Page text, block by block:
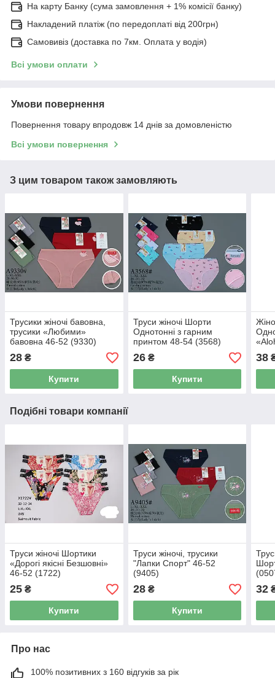
На карту Банку (сума замовлення + 1% комісії банку)
Накладений платіж (по передоплаті від 200грн)
Самовивіз (доставка по 7км. Оплата у водія)
Всі умови оплати
Умови повернення
Повернення товару впродовж 14 днів за домовленістю
Всі умови повернення
З цим товаром також замовляють
Трусики жіночі бавовна,
трусики «Любими»
бавовна 46-52 (9330)
28 ₴
Купити
Труси жіночі Шорти
Однотонні з гарним
принтом 48-54 (3568)
26₴
Купити
38
Подібні товари компанії
Труси жіночі Шортики
«Дорогі якісні Безшовні»
46-52 (1722)
25 ₴
Купити
Труси жіночі, трусики
"Лапки Спорт" 46-52
(9405)
28₴
Купити
32
Про нас
100% позитивних з 160 відгуків за рік